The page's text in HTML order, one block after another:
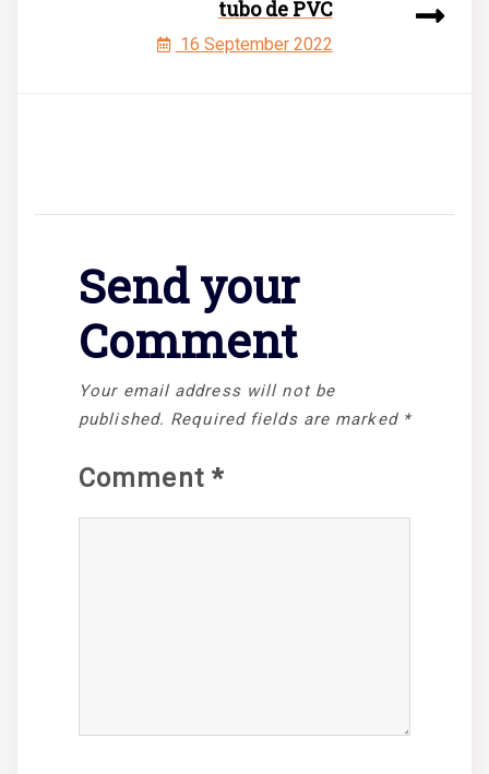
tubo de PVC
16 September 2022
Send your
Comment
Your email address will not be
published. Required fields are marked *
Comment *